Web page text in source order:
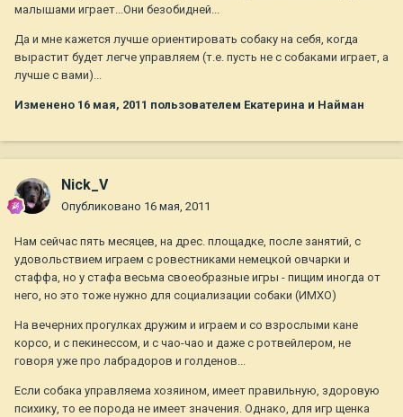
малышами играет...Они безобидней...
Да и мне кажется лучше ориентировать собаку на себя, когда
вырастит будет легче управляем (т.е. пусть не с собаками играет, а
лучше с вами)...
Изменено 16 мая, 2011 пользователем Екатерина и Найман
Nick_V
Опубликовано 16 мая, 2011
Нам сейчас пять месяцев, на дрес. площадке, после занятий, с
удовольствием играем с ровестниками немецкой овчарки и
стаффа, но у стафа весьма своеобразные игры - пищим иногда от
него, но это тоже нужно для социализации собаки (ИМХО)
На вечерних прогулках дружим и играем и со взрослыми кане
корсо, и с пекинессом, и с чао-чао и даже с ротвейлером, не
говоря уже про лабрадоров и голденов...
Если собака управляема хозяином, имеет правильную, здоровую
психику, то ее порода не имеет значения. Однако, для игр щенка